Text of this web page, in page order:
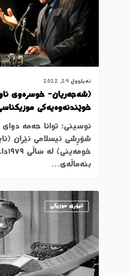
ئەیلوول 29, 2022
(شەجەریان- خوسرەوی
خوێندنەوەیەکی
نوسینی: توانا حەمە
شۆڕشی ئیسلامی ئێران
بنەماڵەی…
تیۆری موزیکی